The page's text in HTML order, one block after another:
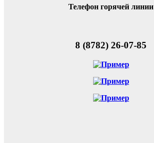
Телефон горячей линии
8 (8782) 26-07-85